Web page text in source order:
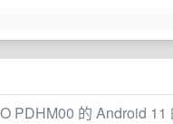
PDHM00 的 Android 11